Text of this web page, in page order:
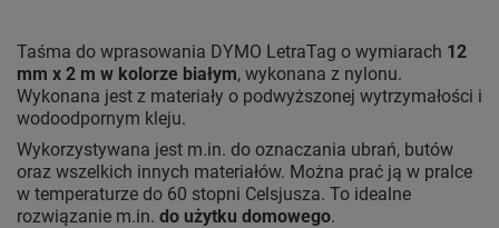
Taśma do wprasowania DYMO LetraTag o wymiarach 12
mm x 2 m w kolorze białym, wykonana z nylonu.
Wykonana jest z materiały o podwyższonej wytrzymałości i
wodoodpornym kleju.
Wykorzystywana jest m.in. do oznaczania ubrań, butów
oraz wszelkich innych materiałów. Można prać ją w pralce
w temperaturze do 60 stopni Celsjusza. To idealne
rozwiązanie m.in. do użytku domowego.